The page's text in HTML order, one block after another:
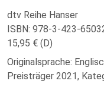
dtv Reihe Hanser
ISBN: 978-3-423-
15,95 € (D)
Originalsprache:
Preisträger 2021,